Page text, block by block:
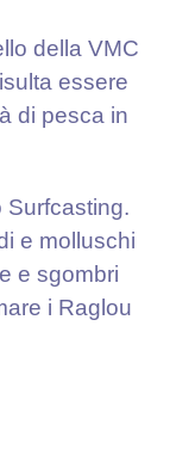
della VMC
essere
di pesca in
Surfcasting.
e molluschi
e sgombri
i Raglou